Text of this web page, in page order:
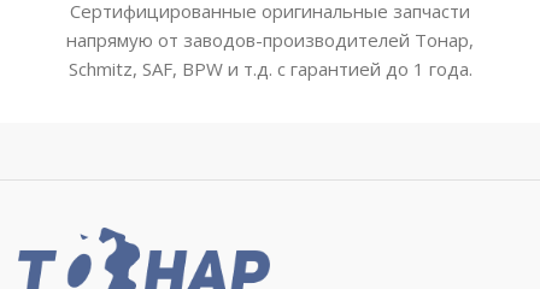
Сертифицированные оригинальные запчасти
напрямую от заводов-производителей Тонар,
Schmitz, SAF, BPW и т.д. с гарантией до 1 года.